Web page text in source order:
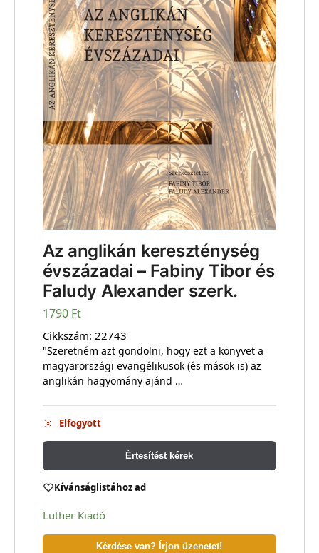
Az anglikán kereszténység
évszázadai – Fabiny Tibor és
Faludy Alexander szerk.
1790 Ft
Cikkszám: 22743
"Szeretném azt gondolni, hogy ezt a könyvet a
magyarországi evangélikusok (és mások is) az
anglikán hagyomány ajánd …
Elfogyott
Értesítést kérek
Kívánságlistához ad
Luther Kiadó
Kérdése van? Írjon üzenetet!